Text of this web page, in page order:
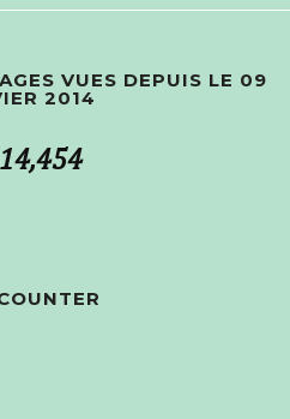
VUES DEPUIS LE 09
2014